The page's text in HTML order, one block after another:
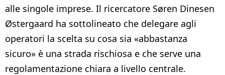
alle singole imprese. Il ricercatore Søren Dinesen
Østergaard ha sottolineato che delegare agli
operatori la scelta su cosa sia «abbastanza
sicuro» è una strada rischiosa e che serve una
regolamentazione chiara a livello centrale.